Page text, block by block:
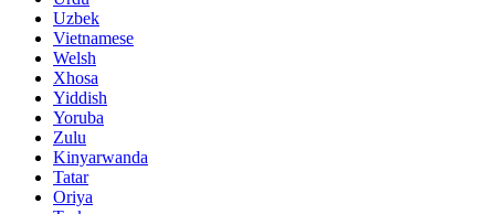
Uzbek
Vietnamese
Welsh
Xhosa
Yiddish
Yoruba
Zulu
Kinyarwanda
Tatar
Oriya